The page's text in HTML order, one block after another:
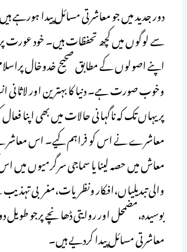
دور جدید میں جو معاشرتی مسائل پیدا
سے لوگوں میں کچھ تحفظات ہیں۔ خود عورت
اپنے اصولوں کے مطابق صحیح خدوخال
وخوب صورت ہے۔ دنیا کا بہترین اور
پر یہاں تک کہ ناگہانی حالات میں بھی
معاشرے نے اس کو فراہم کیے۔ اس
معاش میں حصہ لینا یا سماجی سرگرمیوں
والی تبدیلیاں،افکار ونظریات،مغربی
بوسیدہ،مضمحل اور روایتی ڈھانچے پرجو
معاشرتی مسائل پیدا کردیے ہیں۔